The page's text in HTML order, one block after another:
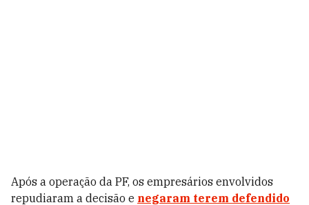
Após a operação da PF, os empresários envolvidos
repudiaram a decisão e negaram terem defendido